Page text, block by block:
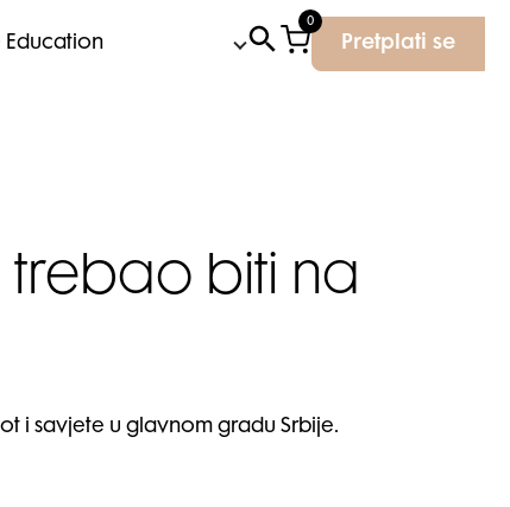
Education
0
Pretplati se
biti na
i savjete u glavnom gradu Srbije.